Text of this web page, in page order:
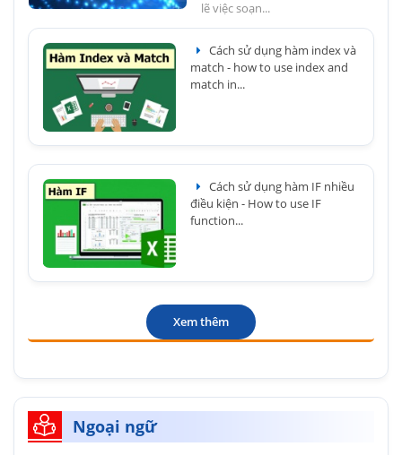
lẽ việc soạn...
Cách sử dụng hàm index và
match - how to use index and
match in...
Cách sử dụng hàm IF nhiều
điều kiện - How to use IF
function...
Xem thêm
Ngoại ngữ